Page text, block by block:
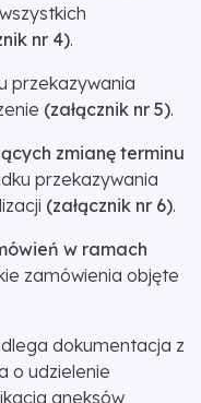
nr 4).
przekazywania
(załącznik nr 5).
zmianę terminu
przekazywania
(załącznik nr 6).
w ramach
zamówienia objęte
dokumentacja z
o udzielenie
aneksów